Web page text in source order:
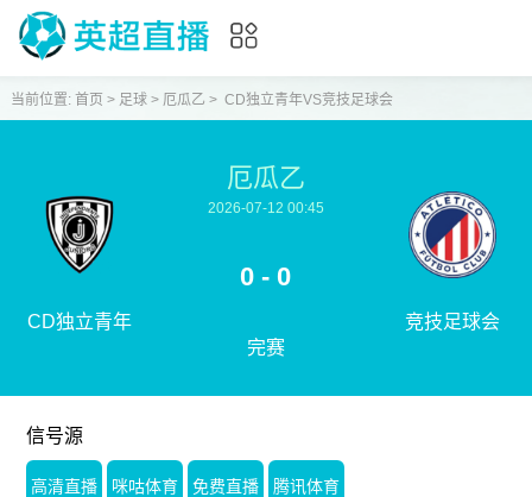
当前位置: 首页 > 足球> 厄瓜乙 > CD独立青年VS竞技足球会
CD独立青年
厄瓜乙
2026-07-12 00:45
0 - 0
完赛
竞技足球会
信号源
高清直播 咪咕体育 免费直播 腾讯体育